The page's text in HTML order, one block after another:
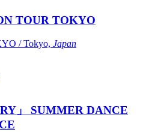
TOUR TOKYO
/ Tokyo, Japan
」 SUMMER DANCE